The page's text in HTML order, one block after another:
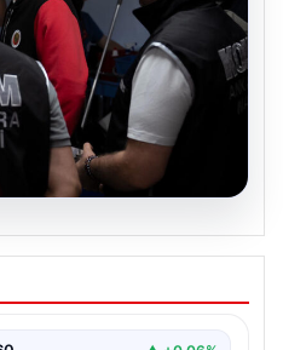
Esrar Testi Pozitif
tutuklanan Belediye